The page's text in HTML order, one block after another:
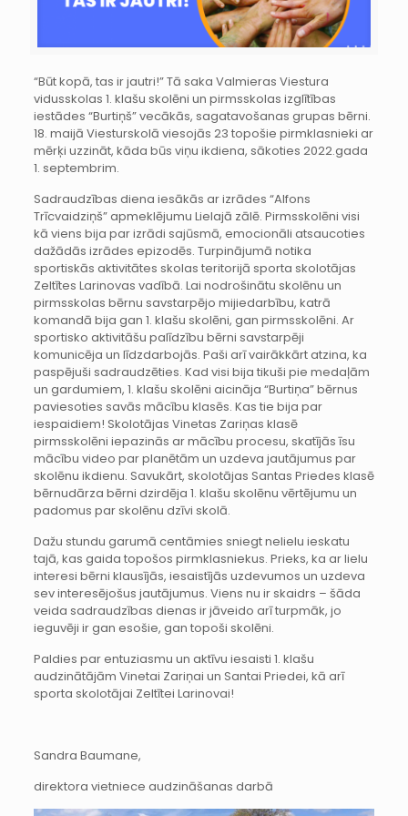
“Būt kopā, tas ir jautri!” Tā saka Valmieras Viestura
vidusskolas 1. klašu skolēni un pirmsskolas izglītības
iestādes “Burtiņš” vecākās, sagatavošanas grupas bērni.
18. maijā Viesturskolā viesojās 23 topošie pirmklasnieki ar
mērķi uzzināt, kāda būs viņu ikdiena, sākoties 2022.gada
1. septembrim.
Sadraudzības diena iesākās ar izrādes “Alfons
Trīcvaidziņš” apmeklējumu Lielajā zālē. Pirmsskolēni visi
kā viens bija par izrādi sajūsmā, emocionāli atsaucoties
dažādās izrādes epizodēs. Turpinājumā notika
sportiskās aktivitātes skolas teritorijā sporta skolotājas
Zeltītes Larinovas vadībā. Lai nodrošinātu skolēnu un
pirmsskolas bērnu savstarpējo mijiedarbību, katrā
komandā bija gan 1. klašu skolēni, gan pirmsskolēni. Ar
sportisko aktivitāšu palīdzību bērni savstarpēji
komunicēja un līdzdarbojās. Paši arī vairākkārt atzina, ka
paspējuši sadraudzēties. Kad visi bija tikuši pie medaļām
un gardumiem, 1. klašu skolēni aicināja “Burtiņa” bērnus
paviesoties savās mācību klasēs. Kas tie bija par
iespaidiem! Skolotājas Vinetas Zariņas klasē
pirmsskolēni iepazinās ar mācību procesu, skatījās īsu
mācību video par planētām un uzdeva jautājumus par
skolēnu ikdienu. Savukārt, skolotājas Santas Priedes klasē
bērnudārza bērni dzirdēja 1. klašu skolēnu vērtējumu un
padomus par skolēnu dzīvi skolā.
Dažu stundu garumā centāmies sniegt nelielu ieskatu
tajā, kas gaida topošos pirmklasniekus. Prieks, ka ar lielu
interesi bērni klausījās, iesaistījās uzdevumos un uzdeva
sev interesējošus jautājumus. Viens nu ir skaidrs – šāda
veida sadraudzības dienas ir jāveido arī turpmāk, jo
ieguvēji ir gan esošie, gan topoši skolēni.
Paldies par entuziasmu un aktīvu iesaisti 1. klašu
audzinātājām Vinetai Zariņai un Santai Priedei, kā arī
sporta skolotājai Zeltītei Larinovai!
Sandra Baumane,
direktora vietniece audzināšanas darbā